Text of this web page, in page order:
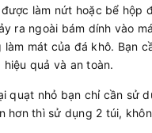
làm nứt hoặc bể hộp
ra ngoài bám dính vào
mát của đá khô. Bạn
quả và an toàn.
quạt nhỏ bạn chỉ cần sử
hơn thì sử dụng 2 túi,